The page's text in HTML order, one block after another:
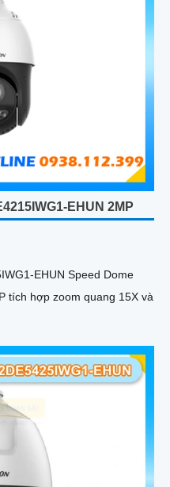
EHUN 2MP
EHUN Speed Dome
tích hợp zoom quang 15X và